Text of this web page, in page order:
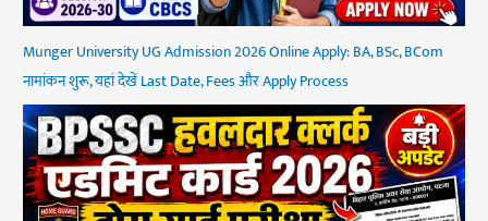
Munger University UG Admission 2026 Online Apply: BA, BSc, BCom
नामांकन शुरू, यहां देखें Last Date, Fees और Apply Process